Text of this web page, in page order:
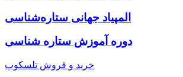
المپیاد جهانی ستاره‌شناسی
دوره آموزش ستاره شناسی
خرید و فروش تلسکوپ